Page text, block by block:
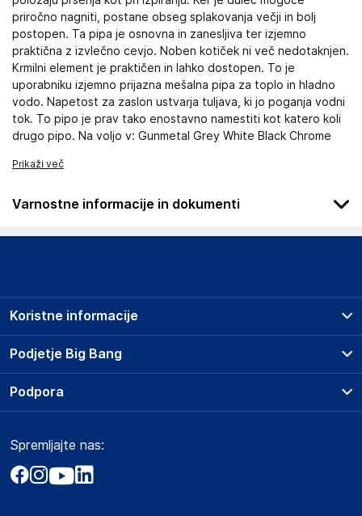
priročno nagniti, postane obseg splakovanja večji in bolj
postopen. Ta pipa je osnovna in zanesljiva ter izjemno
praktična z izvlečno cevjo. Noben kotiček ni več nedotaknjen.
Krmilni element je praktičen in lahko dostopen. To je
uporabniku izjemno prijazna mešalna pipa za toplo in hladno
vodo. Napetost za zaslon ustvarja tuljava, ki jo poganja vodni
tok. To pipo je prav tako enostavno namestiti kot katero koli
drugo pipo. Na voljo v: Gunmetal Grey White Black Chrome
Prikaži več
Varnostne informacije in dokumenti
Slike o varnosti izdelka
Podjetje Big Bang
O podjetju
Obvestila za javnost
Akt o digitalnih storitvah
Koristne informacije
Prodajna mesta
Storitve
Dostava, vnos in odvoz
Zavarovanje izdelkov
Podpora
Marketplace
Kako oddati naročilo?
Spremljajte nas: